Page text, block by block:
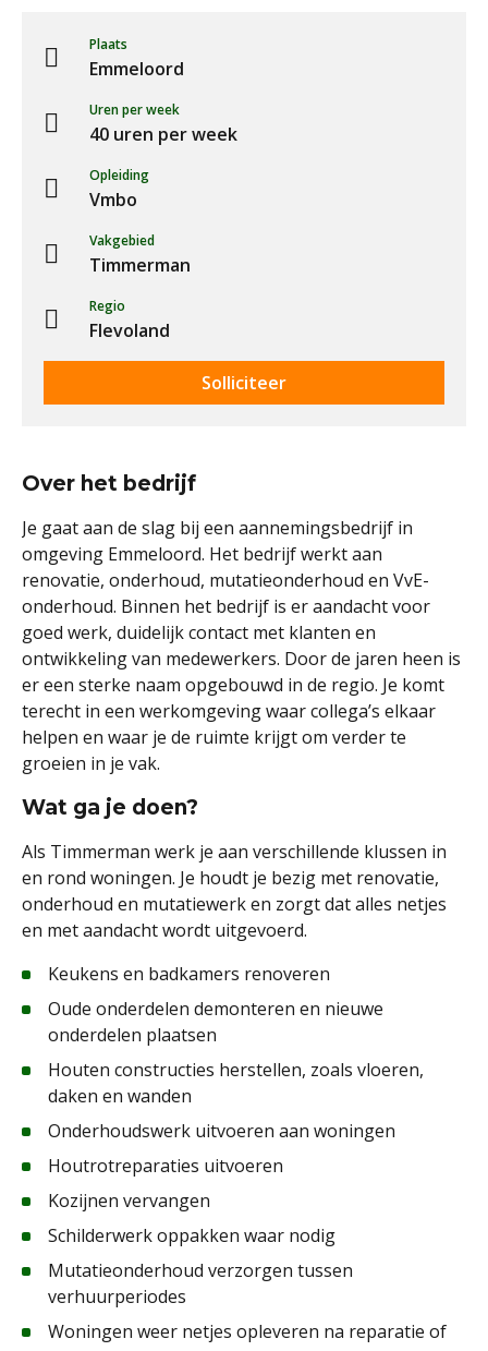
Plaats
Emmeloord
Uren per week
40 uren per week
Opleiding
Vmbo
Vakgebied
Timmerman
Regio
Flevoland
Solliciteer
Over het bedrijf
Je gaat aan de slag bij een aannemingsbedrijf in
omgeving Emmeloord. Het bedrijf werkt aan
renovatie, onderhoud, mutatieonderhoud en VvE-
onderhoud. Binnen het bedrijf is er aandacht voor
goed werk, duidelijk contact met klanten en
ontwikkeling van medewerkers. Door de jaren heen is
er een sterke naam opgebouwd in de regio. Je komt
terecht in een werkomgeving waar collega’s elkaar
helpen en waar je de ruimte krijgt om verder te
groeien in je vak.
Wat ga je doen?
Als Timmerman werk je aan verschillende klussen in
en rond woningen. Je houdt je bezig met renovatie,
onderhoud en mutatiewerk en zorgt dat alles netjes
en met aandacht wordt uitgevoerd.
Keukens en badkamers renoveren
Oude onderdelen demonteren en nieuwe
onderdelen plaatsen
Houten constructies herstellen, zoals vloeren,
daken en wanden
Onderhoudswerk uitvoeren aan woningen
Houtrotreparaties uitvoeren
Kozijnen vervangen
Schilderwerk oppakken waar nodig
Mutatieonderhoud verzorgen tussen
verhuurperiodes
Woningen weer netjes opleveren na reparatie of